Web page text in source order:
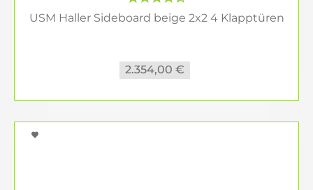
USM Haller Sideboard beige 2x2 4 Klapptüren
2.354,00 €